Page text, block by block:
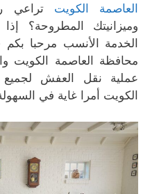
العاصمة الكويت تراعي
وميزانيتك المطروحة؟
الخدمة الأنسب مرحبا
محافظة العاصمة
عملية نقل العفش
الكويت أمرا غاية في